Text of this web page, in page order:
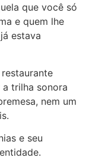
que você só
e quem lhe
estava
trilha sonora
nem um
e seu